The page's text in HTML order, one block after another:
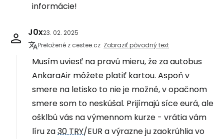
informácie!
J0x23. 02. 2025
Preložené z cestee.cz Zobraziť pôvodný text
Musím uviesť na pravú mieru, že za autobus
AnkaraAir môžete platiť kartou. Aspoň v
smere na letisko to nie je možné, v opačnom
smere som to neskúšal. Prijímajú síce eurá, ale
ošklbú vás na výmennom kurze - vrátia vám
líru za30 TRY/EUR a výrazne ju zaokrúhlia vo